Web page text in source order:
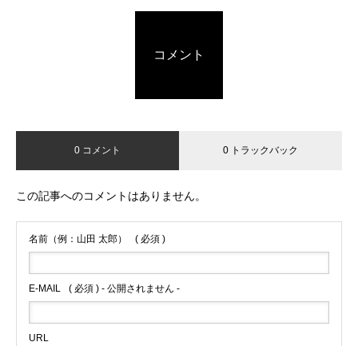
コメント
0 コメント 0 トラックバック
この記事へのコメントはありません。
名前（例：山田 太郎） ( 必須 )
E-MAIL ( 必須 ) - 公開されません -
URL